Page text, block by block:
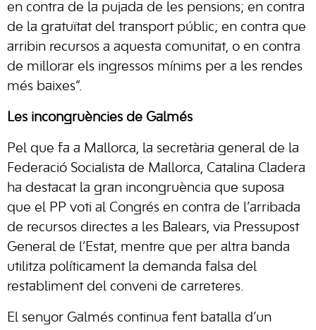
en contra de la pujada de les pensions; en contra
de la gratuïtat del transport públic; en contra que
arribin recursos a aquesta comunitat, o en contra
de millorar els ingressos mínims per a les rendes
més baixes”.
Les incongruències de Galmés
Pel que fa a Mallorca, la secretària general de la
Federació Socialista de Mallorca, Catalina Cladera
ha destacat la gran incongruència que suposa
que el PP voti al Congrés en contra de l’arribada
de recursos directes a les Balears, via Pressupost
General de l’Estat, mentre que per altra banda
utilitza políticament la demanda falsa del
restabliment del conveni de carreteres.
El senyor Galmés continua fent batalla d’un